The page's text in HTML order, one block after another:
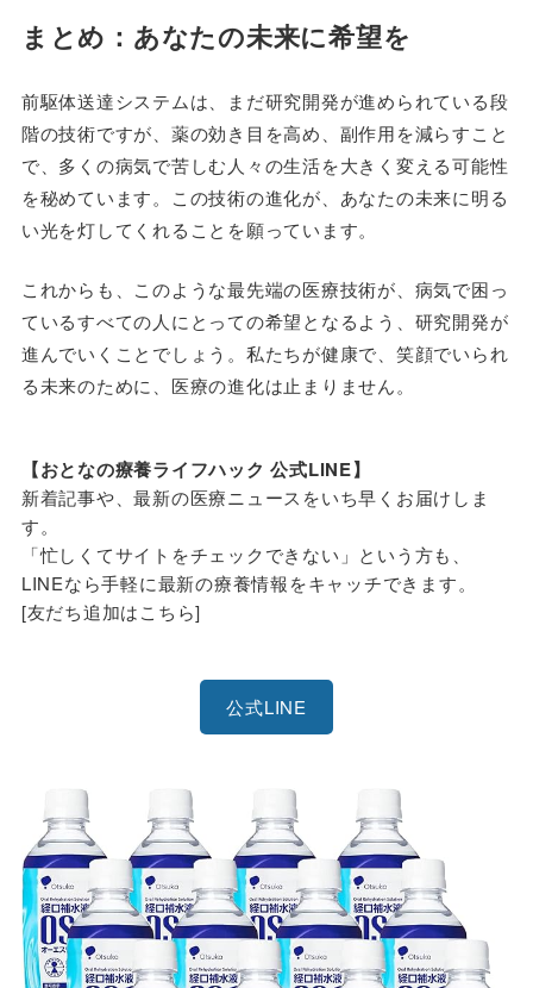
まとめ：あなたの未来に希望を
前駆体送達システムは、まだ研究開発が進められている段
階の技術ですが、薬の効き目を高め、副作用を減らすこと
で、多くの病気で苦しむ人々の生活を大きく変える可能性
を秘めています。この技術の進化が、あなたの未来に明る
い光を灯してくれることを願っています。
これからも、このような最先端の医療技術が、病気で困っ
ているすべての人にとっての希望となるよう、研究開発が
進んでいくことでしょう。私たちが健康で、笑顔でいられ
る未来のために、医療の進化は止まりません。
【おとなの療養ライフハック 公式LINE】
新着記事や、最新の医療ニュースをいち早くお届けしま
す。
「忙しくてサイトをチェックできない」という方も、
LINEなら手軽に最新の療養情報をキャッチできます。
[友だち追加はこちら]
公式LINE